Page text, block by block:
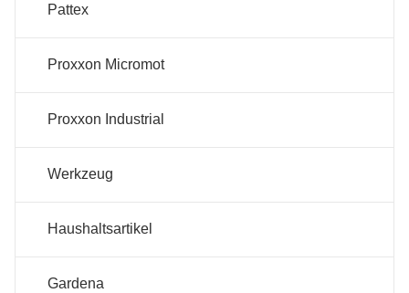
Pattex
Proxxon Micromot
Proxxon Industrial
Werkzeug
Haushaltsartikel
Gardena